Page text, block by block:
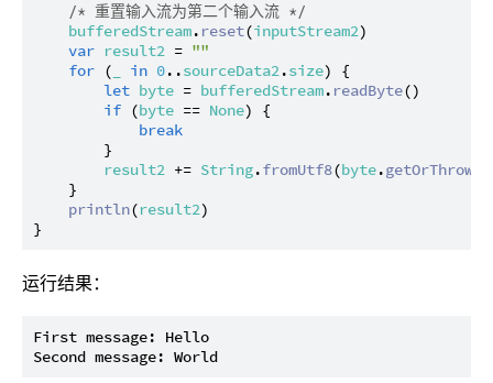
/* 重置输入流为第二个输入流 */
bufferedStream. reset(inputStream2)
var result2 = ""
for ( in 0..sourceData2.size) {
let byte = bufferedStream. readByte()
if (byte == None) {
break
        }
result2 += String.fromUtf8(byte.getOrThrow
    }
println(result2)
运行结果：
First message: Hello